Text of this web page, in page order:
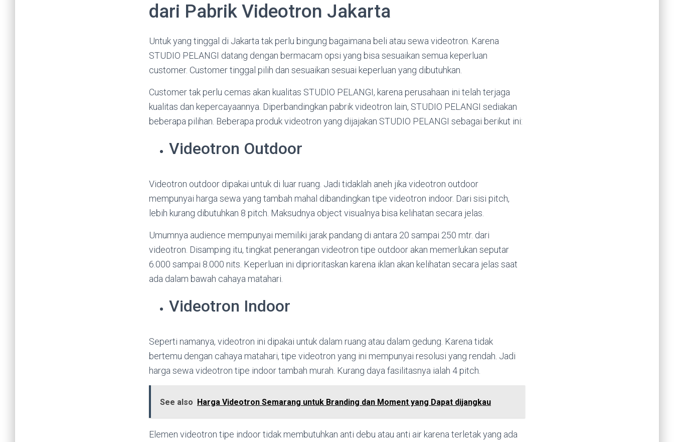
dari Pabrik Videotron Jakarta
Untuk yang tinggal di Jakarta tak perlu bingung bagaimana beli atau sewa videotron. Karena
STUDIO PELANGI datang dengan bermacam opsi yang bisa sesuaikan semua keperluan
customer. Customer tinggal pilih dan sesuaikan sesuai keperluan yang dibutuhkan.
Customer tak perlu cemas akan kualitas STUDIO PELANGI, karena perusahaan ini telah terjaga
kualitas dan kepercayaannya. Diperbandingkan pabrik videotron lain, STUDIO PELANGI sediakan
beberapa pilihan. Beberapa produk videotron yang dijajakan STUDIO PELANGI sebagai berikut ini:
Videotron Outdoor
Videotron outdoor dipakai untuk di luar ruang. Jadi tidaklah aneh jika videotron outdoor
mempunyai harga sewa yang tambah mahal dibandingkan tipe videotron indoor. Dari sisi pitch,
lebih kurang dibutuhkan 8 pitch. Maksudnya object visualnya bisa kelihatan secara jelas.
Umumnya audience mempunyai memiliki jarak pandang di antara 20 sampai 250 mtr. dari
videotron. Disamping itu, tingkat penerangan videotron tipe outdoor akan memerlukan seputar
6.000 sampai 8.000 nits. Keperluan ini diprioritaskan karena iklan akan kelihatan secara jelas saat
ada dalam bawah cahaya matahari.
Videotron Indoor
Seperti namanya, videotron ini dipakai untuk dalam ruang atau dalam gedung. Karena tidak
bertemu dengan cahaya matahari, tipe videotron yang ini mempunyai resolusi yang rendah. Jadi
harga sewa videotron tipe indoor tambah murah. Kurang daya fasilitasnya ialah 4 pitch.
See also Harga Videotron Semarang untuk Branding dan Moment yang Dapat dijangkau
Elemen videotron tipe indoor tidak membutuhkan anti debu atau anti air karena terletak yang ada